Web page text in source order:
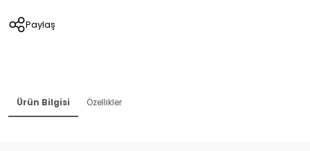
Paylaş
Ürün Bilgisi Özellikler